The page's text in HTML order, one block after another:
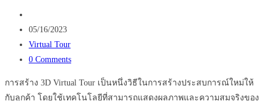
ใน
ประเทศไทย
หรือ
author:
Post
published:
05/16/2023
Post
category:
Virtual Tour
Post
0 Comments
การสร้าง 3D Virtual Tour เป็นหนึ่งวิธีในการสร้างประสบการณ์ใหม่ให้
กับลูกค้า โดยใช้เทคโนโลยีที่สามารถแสดงผลภาพและความสมจริงของ